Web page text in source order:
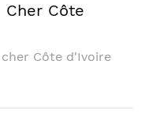
Cher Côte
Côte d'Ivoire